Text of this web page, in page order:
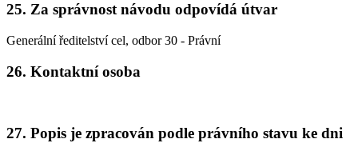
25. Za správnost návodu odpovídá útvar
Generální ředitelství cel, odbor 30 - Právní
26. Kontaktní osoba
27. Popis je zpracován podle právního stavu ke dni